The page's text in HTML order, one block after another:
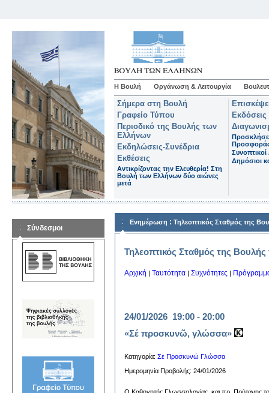
Η Βουλή Οργάνωση & Λειτουργία
Σήμερα στη Βουλή
Γραφείο Τύπου
Περιοδικό της Βουλής των
Ελλήνων
Εκδηλώσεις-Συνέδρια
Εκθέσεις
Αντικρίζοντας την Ελευθερία! Στη
Βουλή των Ελλήνων δύο αιώνες
μετά
Εκδόσεις
Δημόσιοι
Σύνδεσμοι
Ενημέρωση : Τηλεοπτικός Σταθμός της
Τηλεοπτικός Σταθμός της
Αρχική | Ταυτότητα | Συχνότητες |
24/01/2026 19:00 - 20:00
«Σέ προσκυνῶ, γλώσσα»
Κατηγορία: Σε Προσκυνώ Γλώσσα
Ημερομηνία Προβολής: 24/01/2026
Ο Καθηγητής Γλωσσολογίας και πρ. Πρύτανης